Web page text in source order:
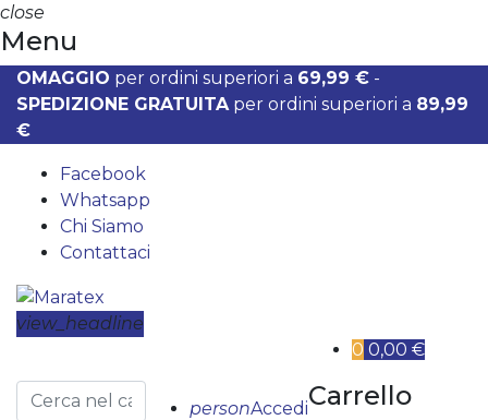
close
Menu
OMAGGIO per ordini superiori a 69,99 € -
SPEDIZIONE GRATUITAper ordini superiori a 89,99
€
Facebook
Whatsapp
Chi Siamo
Contattaci
view_headline
personAccedi
0 0,00 €
Carrello